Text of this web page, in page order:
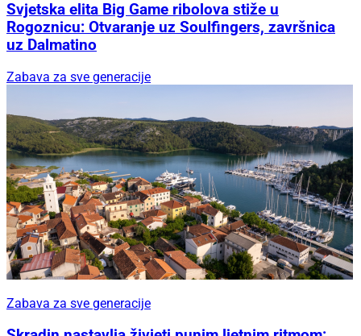
Svjetska elita Big Game ribolova stiže u
Rogoznicu: Otvaranje uz Soulfingers, završnica
uz Dalmatino
Zabava za sve generacije
Zabava za sve generacije